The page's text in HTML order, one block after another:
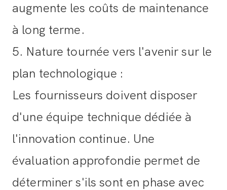
augmente les coûts de maintenance
à long terme.
5. Nature tournée vers l'avenir sur le
plan technologique :
Les fournisseurs doivent disposer
d'une équipe technique dédiée à
l'innovation continue. Une
évaluation approfondie permet de
déterminer s'ils sont en phase avec